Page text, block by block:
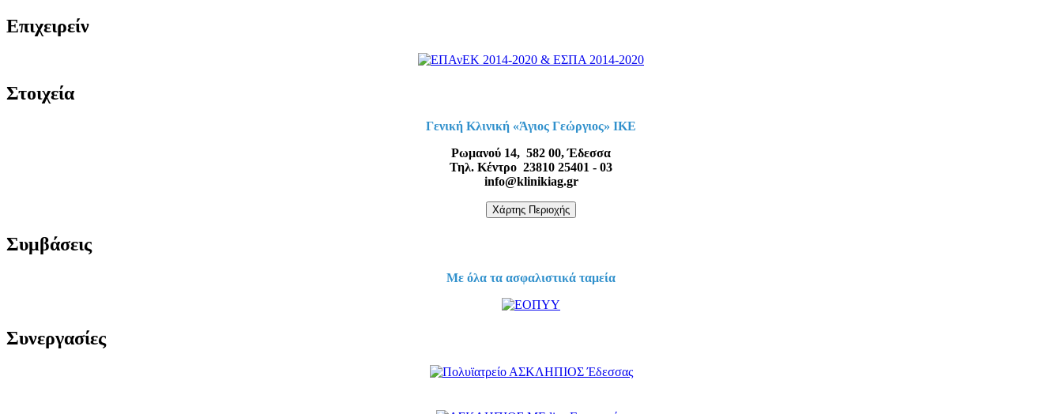
Επιχειρείν
Στοιχεία
Γενική Κλινική «Άγιος Γεώργιος» ΙΚΕ
Ρωμανού 14, 582 00, Έδεσσα
Τηλ. Κέντρο 23810 25401 - 03
info@klinikiag.gr
Χάρτης Περιοχής
Συμβάσεις
Με όλα τα ασφαλιστικά ταμεία
Συνεργασίες